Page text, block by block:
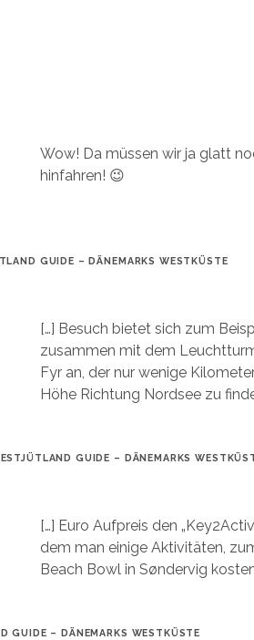
Wow! Da müssen wir ja glatt
hinfahren! 😉
GUIDE – DÄNEMARKS WESTKÜSTE
[…] Besuch bietet sich zum
zusammen mit dem
Fyr an, der nur wenige
Höhe Richtung Nordsee zu
GUIDE – DÄNEMARKS
[…] Euro Aufpreis den
dem man einige Aktivitäten,
Beach Bowl in Søndervig
GUIDE – DÄNEMARKS WESTKÜSTE